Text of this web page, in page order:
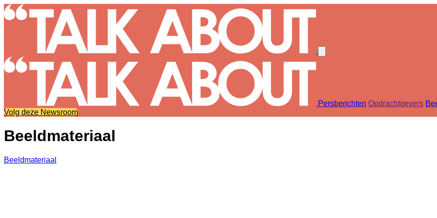
Persberichten Opdrachtgevers
Volg deze Newsroom
Beeldmateriaal
Beeldmateriaal